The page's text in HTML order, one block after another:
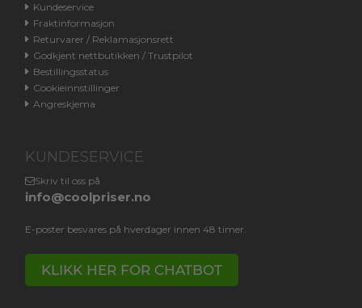
Kundeservice
Fraktinformasjon
Returvarer / Reklamasjonsrett
Godkjent nettbutikken / Trustpilot
Bestillingsstatus
Cookieinnstillinger
Angreskjema
KUNDESERVICE
Skriv til oss på
info@coolpriser.no
E-poster besvares på hverdager innen 48 timer.
KLIKK HER FOR CHATBOT